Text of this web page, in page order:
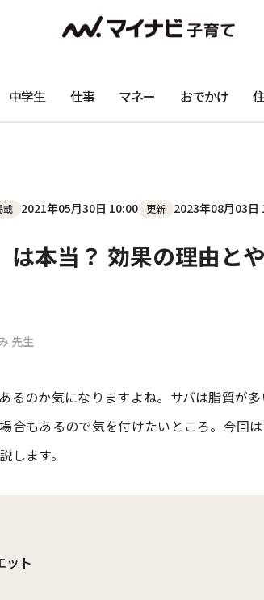
中学生 仕事 マネー おでかけ
載 2021年05月30日 10:00 更新 2023年08月03日
本当？ 効果の理由と
先生
るのか気になりますよね。サバは脂質が
合もあるので気を付けたいところ。今回
します。
ット